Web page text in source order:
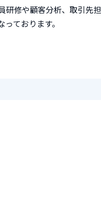
研修や顧客分析、取引先
ております。